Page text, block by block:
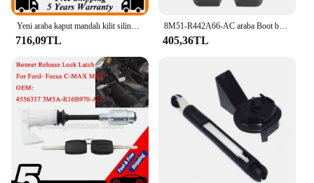
Yeni araba kaput mandalı kilit silindir tamir kiti Ford- Focus C-MAX 2003-2007 MK2 2004-2012 4556337 3M5AR16B970AD 2 tuşları ile
716,09TL
8M51-R442A66-AC araba Boot bagaj kapağı kilit mandalı Ford Focus MK2 c-max için MK1 Kuga MK1 Mondeo MK4 1856670 1317317 3r442a66al
405,36TL